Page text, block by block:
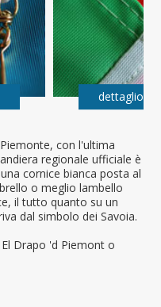
con l'ultima
regionale ufficiale è
cornice bianca posta al
o meglio lambello
il tutto quanto su un
dal simbolo dei Savoia.
Drapo 'd Piemont o
dettaglio